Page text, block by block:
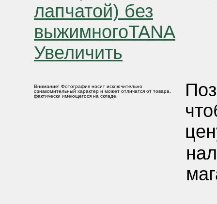
Увеличить
Внимание! Фотография носит исключительно
ознакомительный характер и может отличатся от товара,
фактически имеющегося на складе.